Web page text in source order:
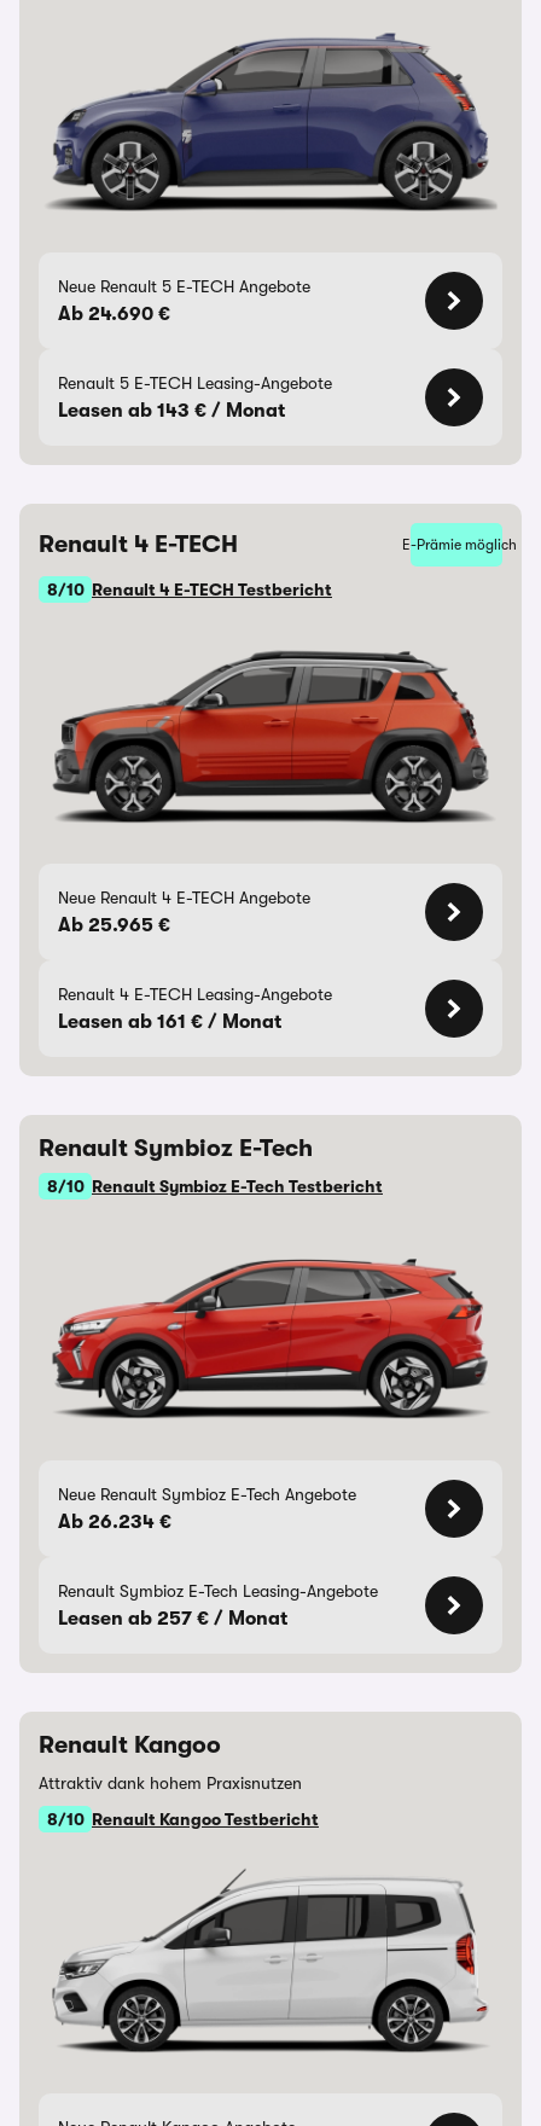
Neue Renault 5 E-TECH Angebote
Ab 24.690 €
Renault 5 E-TECH Leasing-Angebote
Leasen ab 143 € / Monat
Renault 4 E-TECH E-Prämie möglich
8/10 Renault 4 E-TECH Testbericht
Neue Renault 4 E-TECH Angebote
Ab 25.965 €
Renault 4 E-TECH Leasing-Angebote
Leasen ab 161 € / Monat
Renault Symbioz E-Tech
8/10 Renault Symbioz E-Tech Testbericht
Neue Renault Symbioz E-Tech Angebote
Ab 26.234 €
Renault Symbioz E-Tech Leasing-Angebote
Leasen ab 257 € / Monat
Renault Kangoo
Attraktiv dank hohem Praxisnutzen
8/10 Renault Kangoo Testbericht